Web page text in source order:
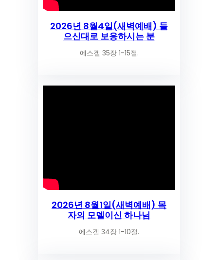
2026년 8월4일(새벽예배) 들
으신대로 보응하시는 분
에스겔 35장 1-15절.
2026년 8월1일(새벽예배) 목
자의 모델이신 하나님
에스겔 34장 1-10절.